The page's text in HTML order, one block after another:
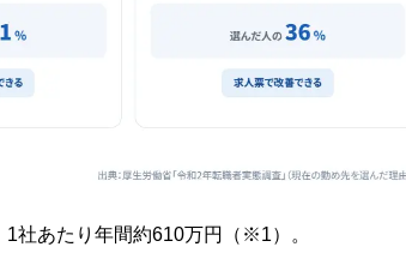
社あたり年間約610万円（※1）。